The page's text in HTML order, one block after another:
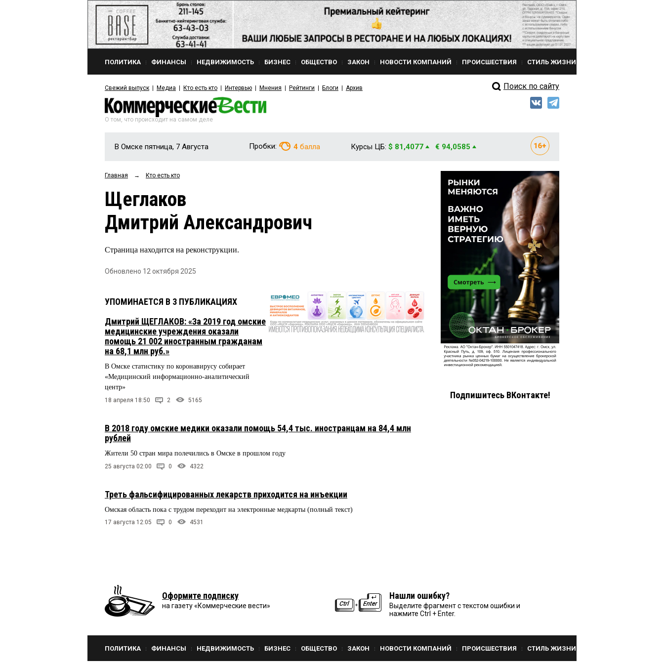
ПОЛИТИКА ФИНАНСЫ НЕДВИЖИМОСТЬ БИЗНЕС ОБЩЕСТВО ЗАКОН НОВОСТИ КОМПАНИЙ ПРОИСШЕСТВИЯ СТИЛЬ ЖИЗНИ
Свежий выпуск Медиа Кто есть кто Интервью Мнения Рейтинги Блоги Архив Поиск по сайту
О том, что происходит на самом деле
В Омске пятница, 7 Августа Пробки: 4 балла Курсы ЦБ: $ 81,4077 € 94,0585
Главная → Кто есть кто
Щеглаков
Дмитрий Александрович
Страница находится на реконструкции.
Обновлено 12 октября 2025
УПОМИНАЕТСЯ В 3 ПУБЛИКАЦИЯХ
Дмитрий ЩЕГЛАКОВ: «За 2019 год омские
медицинские учреждения оказали
помощь 21 002 иностранным гражданам
на 68,1 млн руб.»
В Омске статистику по коронавирусу собирает
«Медицинский информационно-аналитический
центр»
18 апреля 18:50 2 5165
В 2018 году омские медики оказали помощь 54,4 тыс. иностранцам на 84,4 млн
рублей
Жители 50 стран мира полечились в Омске в прошлом году
25 августа 02:00 0 4322
Треть фальсифицированных лекарств приходится на инъекции
Омская область пока с трудом переходит на электронные медкарты (полный текст)
17 августа 12:05 0 4531
Подпишитесь ВКонтакте!
Оформите подписку
на газету «Коммерческие вести»
Нашли ошибку?
Выделите фрагмент с текстом ошибки и
нажмите Ctrl + Enter.
ПОЛИТИКА ФИНАНСЫ НЕДВИЖИМОСТЬ БИЗНЕС ОБЩЕСТВО ЗАКОН НОВОСТИ КОМПАНИЙ ПРОИСШЕСТВИЯ СТИЛЬ ЖИЗНИ